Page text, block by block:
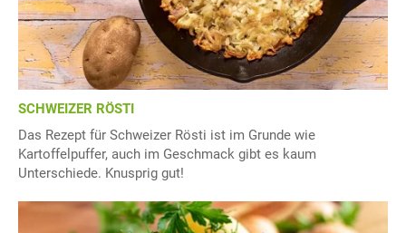
SCHWEIZER RÖSTI
Das Rezept für Schweizer Rösti ist im Grunde wie
Kartoffelpuffer, auch im Geschmack gibt es kaum
Unterschiede. Knusprig gut!